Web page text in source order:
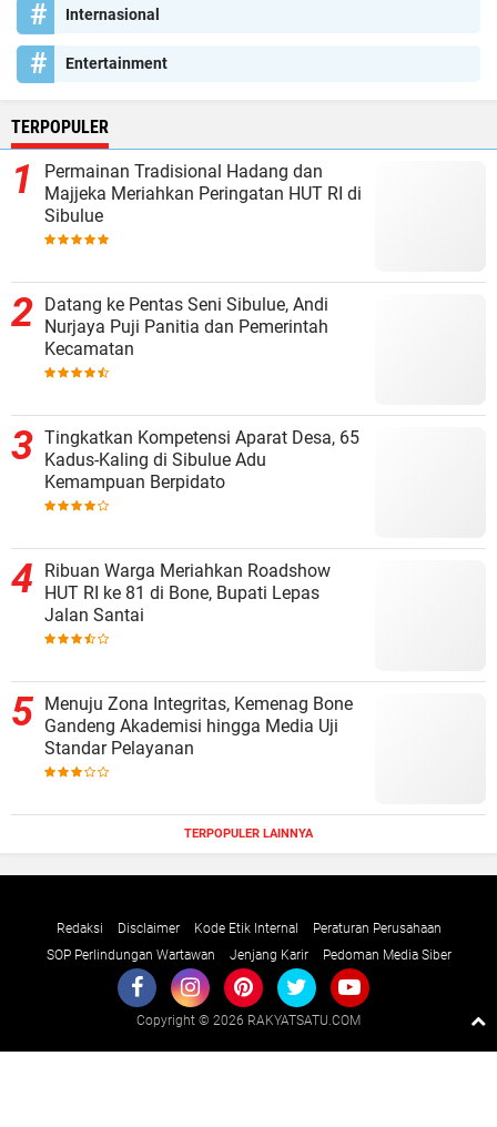
Internasional
Entertainment
TERPOPULER
Permainan Tradisional Hadang dan
Majjeka Meriahkan Peringatan HUT RI di
Sibulue
Datang ke Pentas Seni Sibulue, Andi
Nurjaya Puji Panitia dan Pemerintah
Kecamatan
Tingkatkan Kompetensi Aparat Desa, 65
Kadus-Kaling di Sibulue Adu
Kemampuan Berpidato
Ribuan Warga Meriahkan Roadshow
HUT RI ke 81 di Bone, Bupati Lepas
Jalan Santai
Menuju Zona Integritas, Kemenag Bone
Gandeng Akademisi hingga Media Uji
Standar Pelayanan
TERPOPULER LAINNYA
Redaksi Disclaimer Kode Etik Internal
Peraturan Perusahaan
SOP Perlindungan Wartawan
Jenjang Karir Pedoman Media Siber
Copyright © 2026 RAKYATSATU.COM
Raushan